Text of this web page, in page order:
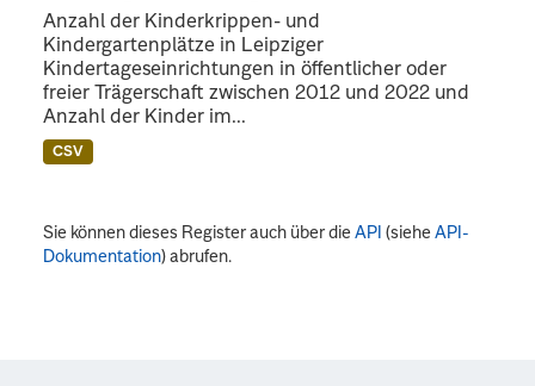
Anzahl der Kinderkrippen- und
Kindergartenplätze in Leipziger
Kindertageseinrichtungen in öffentlicher oder
freier Trägerschaft zwischen 2012 und 2022 und
Anzahl der Kinder im...
CSV
Sie können dieses Register auch über dieAPI (sieheAPI-
Dokumentation) abrufen.